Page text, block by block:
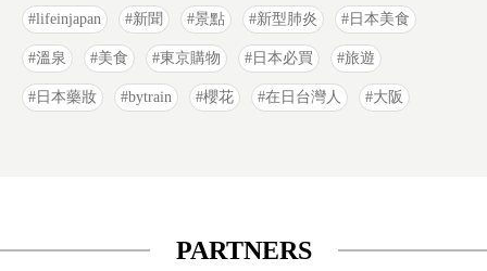
lifeinjapan 新聞 景點 新型肺炎 日本美食
溫泉 美食 東京購物 日本必買 旅遊
日本藥妝 bytrain 櫻花 在日台灣人 大阪
PARTNERS